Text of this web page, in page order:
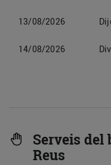
13/08/2026
14/08/2026
Serveis del
Reus